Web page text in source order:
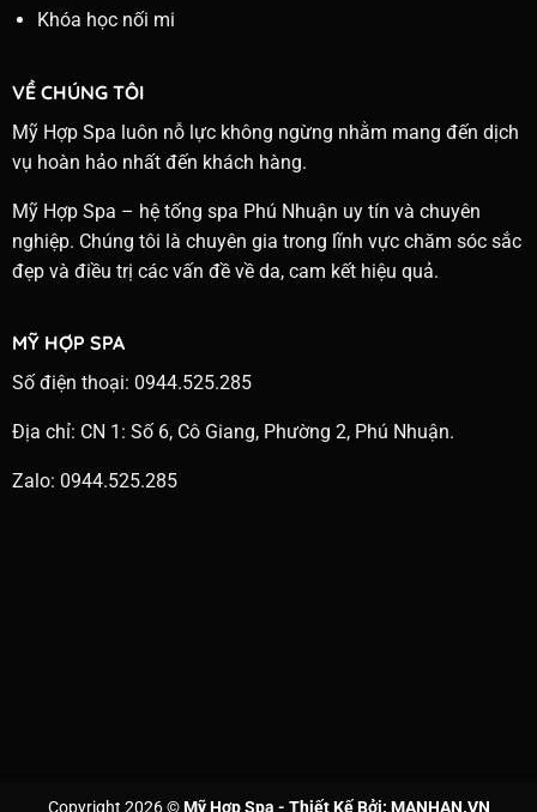
Khóa học nối mi
VỀ CHÚNG TÔI
Mỹ Hợp Spa luôn nỗ lực không ngừng nhằm mang đến dịch
vụ hoàn hảo nhất đến khách hàng.
Mỹ Hợp Spa – hệ tống spa Phú Nhuận uy tín và chuyên
nghiệp. Chúng tôi là chuyên gia trong lĩnh vực chăm sóc sắc
đẹp và điều trị các vấn đề về da, cam kết hiệu quả.
MỸ HỢP SPA
Số điện thoại: 0944.525.285
Địa chỉ: CN 1: Số 6, Cô Giang, Phường 2, Phú Nhuận.
Zalo: 0944.525.285
Copyright 2026 ©Mỹ Hợp Spa - Thiết Kế Bởi: MANHAN.VN